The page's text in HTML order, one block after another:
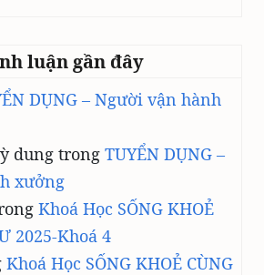
luận gần đây
DỤNG – Người vận hành
dung trong TUYỂN DỤNG –
xưởng
Khoá Học SỐNG KHOẺ
2025-Khoá 4
Khoá Học SỐNG KHOẺ CÙNG